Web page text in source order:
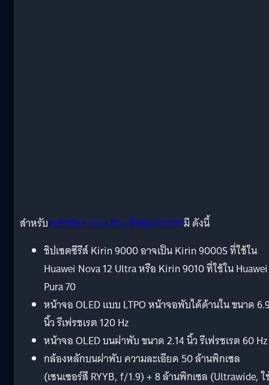
สำหรับสเปกของ nova Flip ที่หลุดออกมามี ดังนี้
ชิปเซตซีรีส์ Kirin 9000 อาจเป็น Kirin 9000S ที่ใช้ใน
Huawei Nova 12 Ultra หรือ Kirin 9010 ที่ใช้ใน Huawei
Pura 70
หน้าจอ OLED แบบ LTPO หน้าจอพับได้ด้านใน ขนาด
นิ้ว รีเฟรชเรต 120 Hz
หน้าจอ OLED บนฝาพับ ขนาด 2.14 นิ้ว รีเฟรชเรต 60 Hz
กล้องหลักบนฝาพับ ความละเอียด 50 ล้านพิกเซล
(เซนเซอร์สี RYYB, f/1.9) + 8 ล้านพิกเซล (Ultrawide,